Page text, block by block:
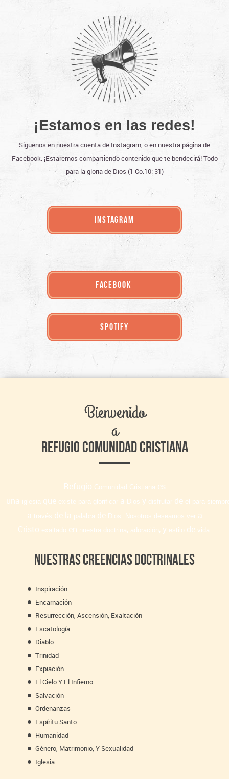
¡Estamos en las redes!
Síguenos en nuestra cuenta de Instagram, o en nuestra página de
Facebook. ¡Estaremos compartiendo contenido que te bendecirá!Todo
para la gloria de Dios (1 Co.10: 31)
INSTAGRAM
FACEBOOK
SPOTIFY
Bienvenido
a
REFUGIO COMUNIDAD CRISTIANA
Refugio Comunidad Cristiana es
una iglesia que existe para glorificar a Dios y disfrutar de él para
a través de la palabrade Dios. Nosotros deseamos vera
Cristo exaltado en nuestra doctrina, adoración, y estilo de vida.
Nuestras Creencias Doctrinales
Inspiración
Encarnación
Resurrección, Ascensión, Exaltación
Escatología
Diablo
Trinidad
Expiación
El Cielo Y El Infierno
Salvación
Ordenanzas
Espíritu Santo
Humanidad
Género, Matrimonio, Y Sexualidad
Iglesia